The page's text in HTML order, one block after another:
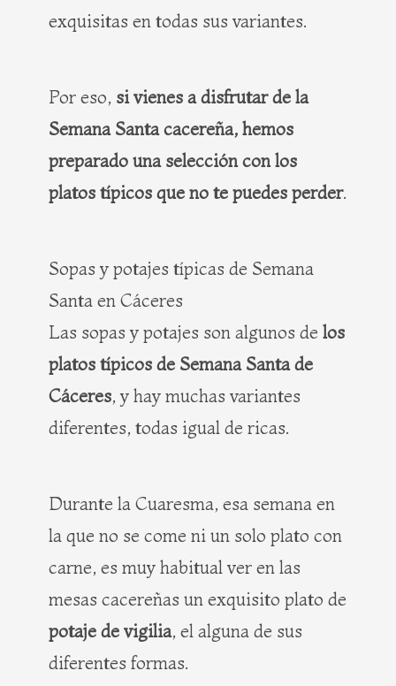
exquisitas en todas sus variantes.
Por eso, si vienes a disfrutar de la
Semana Santa cacereña, hemos
preparado una selección con los
platos típicos que no te puedes perder.
Sopas y potajes típicas de Semana
Santa en Cáceres
Las sopas y potajes son algunos de los
platos típicos de Semana Santa de
Cáceres, y hay muchas variantes
diferentes, todas igual de ricas.
Durante la Cuaresma, esa semana en
la que no se come ni un solo plato con
carne, es muy habitual ver en las
mesas cacereñas un exquisito plato de
potaje de vigilia, el alguna de sus
diferentes formas.